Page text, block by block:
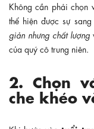
Không cần phải chọn
thể hiện được sự
giản nhưng chất lượng
của quý cô trung niên.
2. Chọn
che khéo